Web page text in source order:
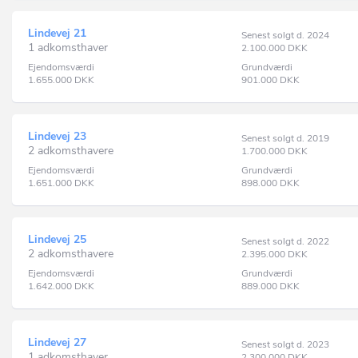
Lindevej 21
1 adkomsthaver
Senest solgt d. 2024
2.100.000 DKK
Ejendomsværdi
1.655.000 DKK
Grundværdi
901.000 DKK
Lindevej 23
2 adkomsthavere
Senest solgt d. 2019
1.700.000 DKK
Ejendomsværdi
1.651.000 DKK
Grundværdi
898.000 DKK
Lindevej 25
2 adkomsthavere
Senest solgt d. 2022
2.395.000 DKK
Ejendomsværdi
1.642.000 DKK
Grundværdi
889.000 DKK
Lindevej 27
Senest solgt d. 2023